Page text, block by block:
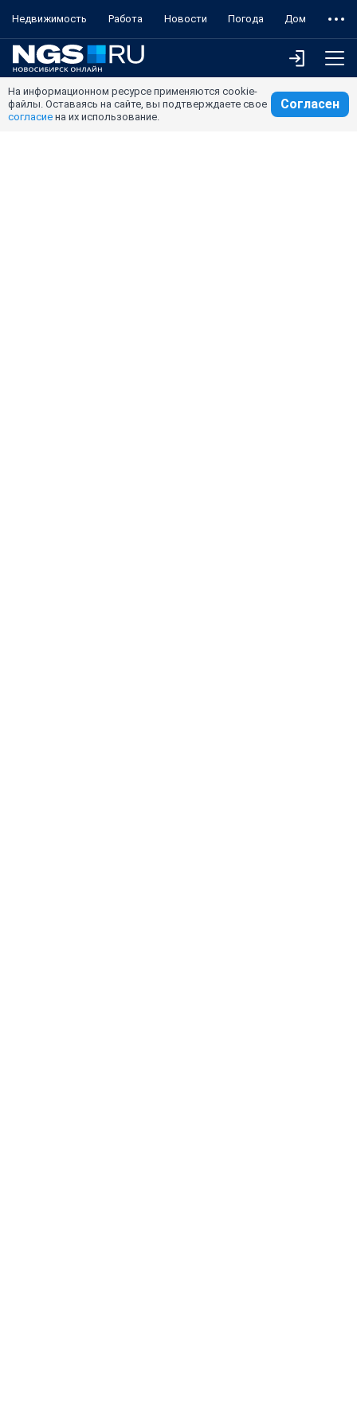
Недвижимость Работа Новости Погода Дом
На информационном ресурсе применяются cookie-
файлы. Оставаясь на сайте, вы подтверждаете свое
согласие на их использование.
Согласен